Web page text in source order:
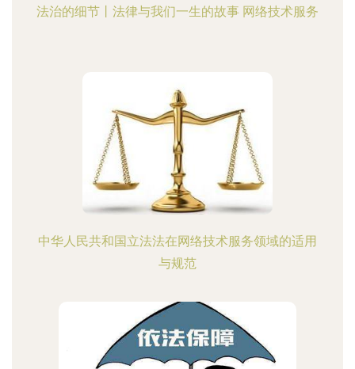
法治的细节丨法律与我们一生的故事 网络技术服务
中华人民共和国立法法在网络技术服务领域的适用
与规范